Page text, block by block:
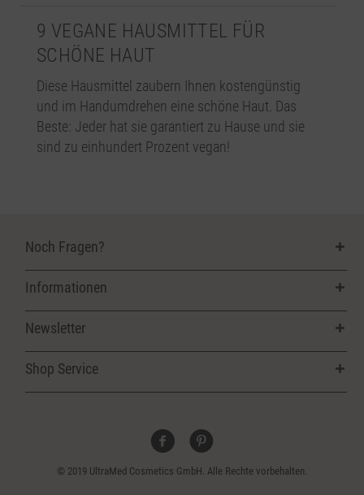
9 VEGANE HAUSMITTEL FÜR
SCHÖNE HAUT
Diese Hausmittel zaubern Ihnen kostengünstig
und im Handumdrehen eine schöne Haut. Das
Beste: Jeder hat sie garantiert zu Hause und sie
sind zu einhundert Prozent vegan!
Noch Fragen?
Informationen
Newsletter
Shop Service
© 2019 UltraMed Cosmetics GmbH. Alle Rechte vorbehalten.